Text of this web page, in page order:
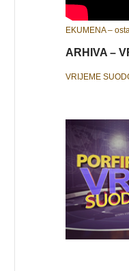
EKUMENA –
ARHIVA –
VRIJEME